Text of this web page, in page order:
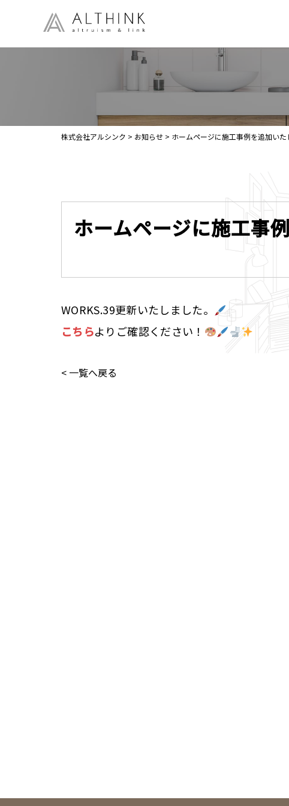
株式会社アルシンク > お知らせ > ホームページに施工事例を追加いた
ホームページに施工事
WORKS.39更新いたしました。
こちらよりご確認ください！
< 一覧へ戻る